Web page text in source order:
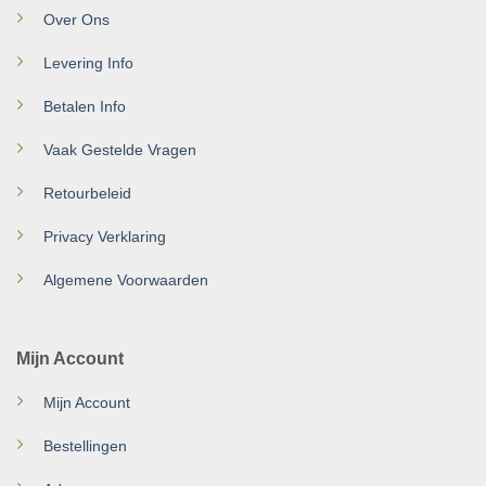
Over Ons
Levering Info
Betalen Info
Vaak Gestelde Vragen
Retourbeleid
Privacy Verklaring
Algemene Voorwaarden
Mijn Account
Mijn Account
Bestellingen